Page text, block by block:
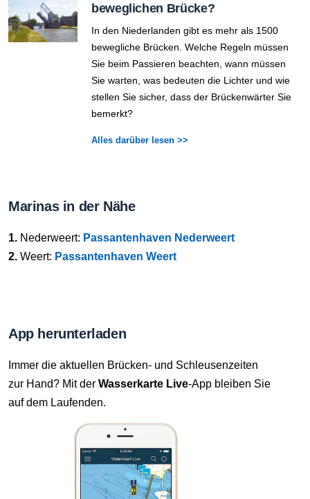
beweglichen Brücke?
In den Niederlanden gibt es mehr als 1500
bewegliche Brücken. Welche Regeln müssen
Sie beim Passieren beachten, wann müssen
Sie warten, was bedeuten die Lichter und wie
stellen Sie sicher, dass der Brückenwärter Sie
bemerkt?
Alles darüber lesen >>
Marinas in der Nähe
1. Nederweert: Passantenhaven Nederweert
2. Weert: Passantenhaven Weert
App herunterladen
Immer die aktuellen Brücken- und Schleusenzeiten
zur Hand? Mit der Wasserkarte Live-App bleiben Sie
auf dem Laufenden.